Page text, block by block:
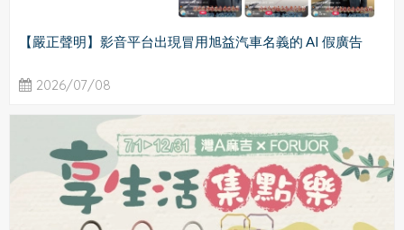
【嚴正聲明】影音平台出現冒用旭益汽車名義的 AI 假廣告
2026/07/08